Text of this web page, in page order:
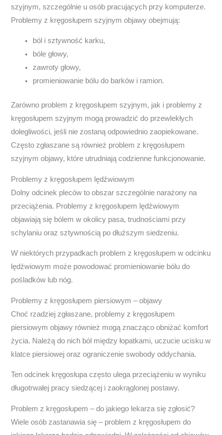
szyjnym, szczególnie u osób pracujących przy komputerze.
Problemy z kręgosłupem szyjnym objawy obejmują:
ból i sztywność karku,
bóle głowy,
zawroty głowy,
promieniowanie bólu do barków i ramion.
Zarówno problem z kręgosłupem szyjnym, jak i problemy z
kręgosłupem szyjnym mogą prowadzić do przewlekłych
dolegliwości, jeśli nie zostaną odpowiednio zaopiekowane.
Często zgłaszane są również problem z kręgosłupem
szyjnym objawy, które utrudniają codzienne funkcjonowanie.
Problemy z kręgosłupem lędźwiowym
Dolny odcinek pleców to obszar szczególnie narażony na
przeciążenia. Problemy z kręgosłupem lędźwiowym
objawiają się bólem w okolicy pasa, trudnościami przy
schylaniu oraz sztywnością po dłuższym siedzeniu.
W niektórych przypadkach problem z kręgosłupem w odcinku
lędźwiowym może powodować promieniowanie bólu do
pośladków lub nóg.
Problemy z kręgosłupem piersiowym – objawy
Choć rzadziej zgłaszane, problemy z kręgosłupem
piersiowym objawy również mogą znacząco obniżać komfort
życia. Należą do nich ból między łopatkami, uczucie ucisku w
klatce piersiowej oraz ograniczenie swobody oddychania.
Ten odcinek kręgosłupa często ulega przeciążeniu w wyniku
długotrwałej pracy siedzącej i zaokrąglonej postawy.
Problem z kręgosłupem – do jakiego lekarza się zgłosić?
Wiele osób zastanawia się – problem z kręgosłupem do